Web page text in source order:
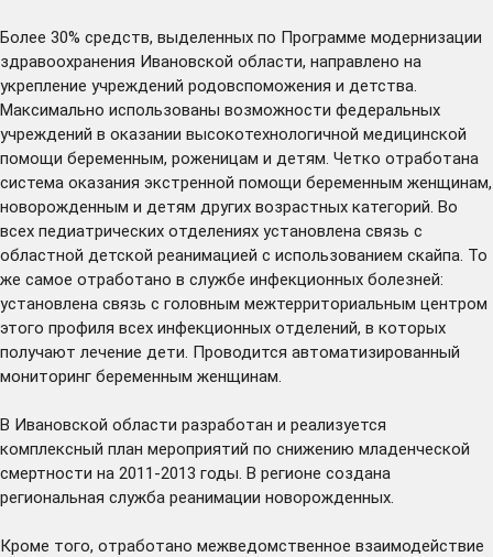
Более 30% средств, выделенных по Программе модернизации
здравоохранения Ивановской области, направлено на
укрепление учреждений родовспоможения и детства.
Максимально использованы возможности федеральных
учреждений в оказании высокотехнологичной медицинской
помощи беременным, роженицам и детям. Четко отработана
система оказания экстренной помощи беременным женщинам,
новорожденным и детям других возрастных категорий. Во
всех педиатрических отделениях установлена связь с
областной детской реанимацией с использованием скайпа. То
же самое отработано в службе инфекционных болезней:
установлена связь с головным межтерриториальным центром
этого профиля всех инфекционных отделений, в которых
получают лечение дети. Проводится автоматизированный
мониторинг беременным женщинам.
В Ивановской области разработан и реализуется
комплексный план мероприятий по снижению младенческой
смертности на 2011-2013 годы. В регионе создана
региональная служба реанимации новорожденных.
Кроме того, отработано межведомственное взаимодействие